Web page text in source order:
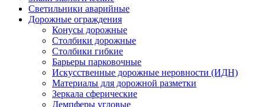
Светильники аварийные
Дорожные ограждения
Конусы дорожные
Столбики дорожные
Столбики гибкие
Барьеры парковочные
Искусственные дорожные неровности (ИДН)
Материалы для дорожной разметки
Зеркала сферические
Демпферы угловые